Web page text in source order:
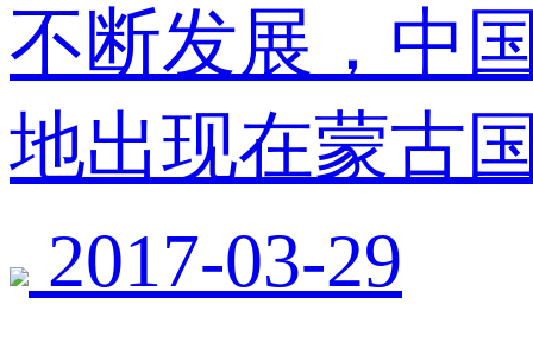
不断发展，中
地出现在蒙古
2017-03-29